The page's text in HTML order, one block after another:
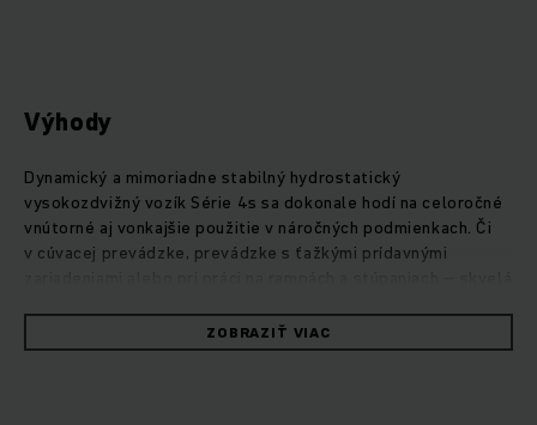
Výhody
Dynamický a mimoriadne stabilný hydrostatický
vysokozdvižný vozík Série 4s sa dokonale hodí na celoročné
vnútorné aj vonkajšie použitie v náročných podmienkach. Či
v cúvacej prevádzke, prevádzke s ťažkými prídavnými
Robustné vysokozdvižné vozíky presviedčajú rýchlym
a spoľahlivým manévrovaním pri maximálnej energetickej
ZOBRAZIŤ VIAC